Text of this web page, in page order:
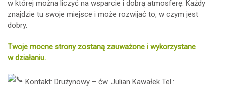
w której można liczyć na wsparcie i dobrą atmosferę. Każdy
znajdzie tu swoje miejsce i może rozwijać to, w czym jest
dobry.
Twoje mocne strony zostaną zauważone i wykorzystane
w działaniu.
Kontakt: Drużynowy – ćw. Julian Kawałek Tel.: